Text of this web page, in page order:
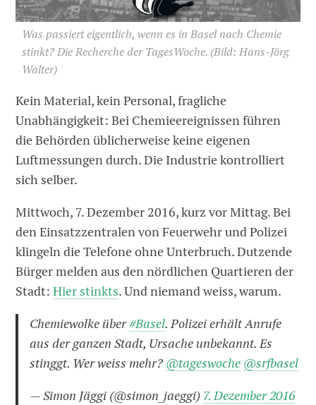
Was passiert eigentlich, wenn es in Basel nach Chemie
stinkt? Die Recherche der TagesWoche. (Bild: Hans-Jörg
Walter)
Kein Material, kein Personal, fragliche
Unabhängigkeit: Bei Chemieereignissen führen
die Behörden üblicherweise keine eigenen
Luftmessungen durch. Die Industrie kontrolliert
sich selber.
Mittwoch, 7. Dezember 2016, kurz vor Mittag. Bei
den Einsatzzentralen von Feuerwehr und Polizei
klingeln die Telefone ohne Unterbruch. Dutzende
Bürger melden aus den nördlichen Quartieren der
Stadt:Hier stinkts. Und niemand weiss, warum.
Chemiewolke über#Basel. Polizei erhält Anrufe
aus der ganzen Stadt, Ursache unbekannt. Es
stinggt. Wer weiss mehr? @tageswoche @srfbasel
— Simon Jäggi (@simon_jaeggi) 7. Dezember 2016